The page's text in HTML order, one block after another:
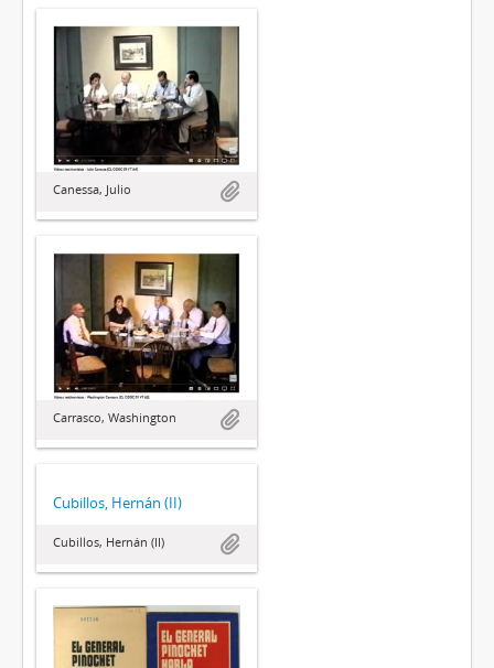
Canessa, Julio
Carrasco, Washington
Cubillos, Hernán (II)
Cubillos, Hernán (II)